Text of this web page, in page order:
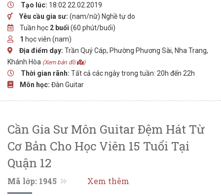
Tạo lúc: 18:02 22.02.2019
Yêu cầu gia sư: (nam/nữ) Nghề tự do
Tuần học 2 buổi (60 phút/buổi)
1 học viên (nam)
Địa điểm dạy: Trần Quý Cáp, Phường Phương Sài, Nha Trang,
Khánh Hòa (Xem bản đồ )
Thời gian rãnh: Tất cả các ngày trong tuần: 20h đến 22h
Môn học: Đàn Guitar
Cần Gia Sư Môn Guitar Đệm Hát Từ
Cơ Bản Cho Học Viên 15 Tuổi Tại
Quận 12
Mã lớp: 1945 Xem thêm